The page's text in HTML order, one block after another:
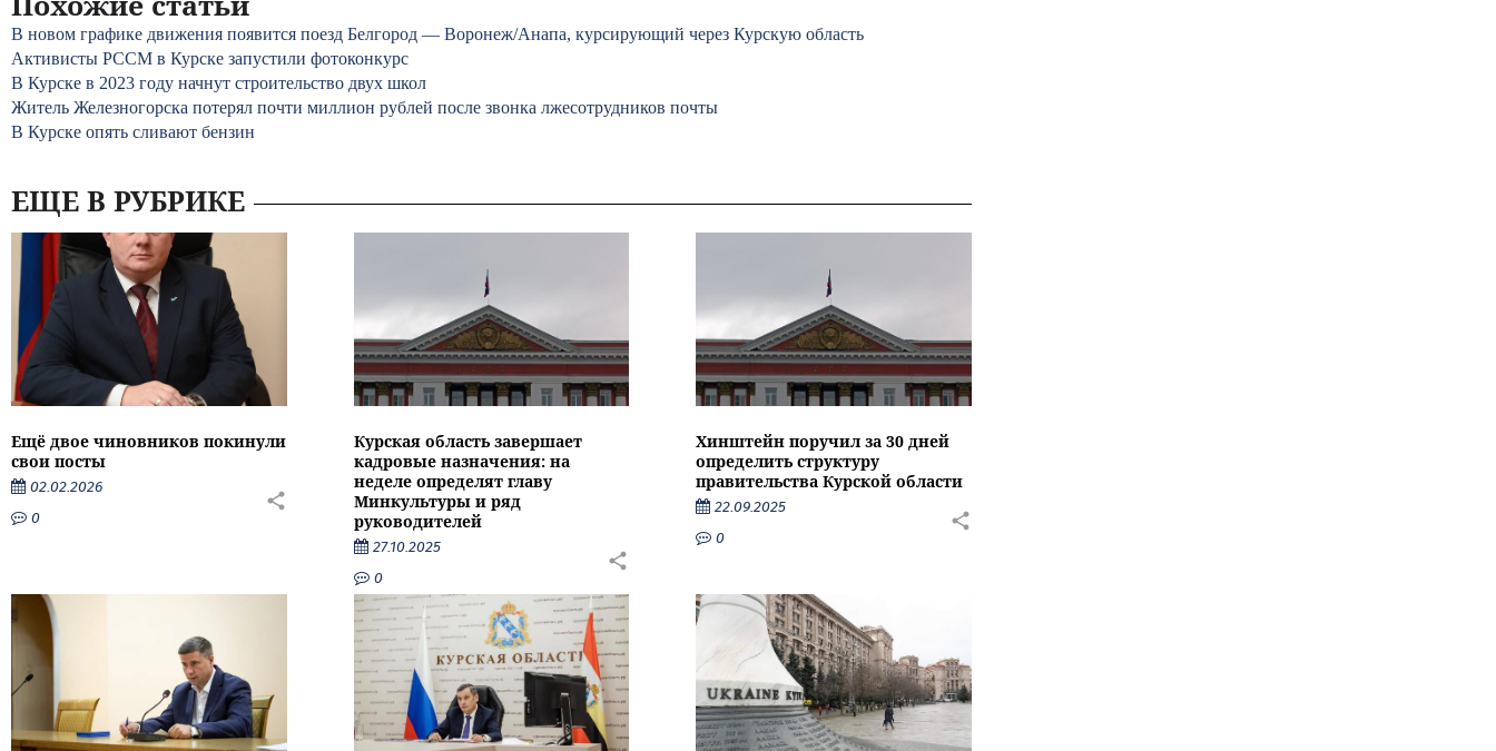
В новом графике движения появится поезд Белгород — Воронеж/Анапа, курсирующий через Курскую область
Активисты РССМ в Курске запустили фотоконкурс
В Курске в 2023 году начнут строительство двух школ
Житель Железногорска потерял почти миллион рублей после звонка лжесотрудников почты
В Курске опять сливают бензин
ЕЩЕ В РУБРИКЕ
Ещё двое чиновников покинули
свои посты
02.02.2026
0
Курская область завершает
кадровые назначения: на
неделе определят главу
Минкультуры и ряд
руководителей
27.10.2025
0
Хинштейн поручил за 30 дней
определить структуру
правительства Курской области
22.09.2025
0